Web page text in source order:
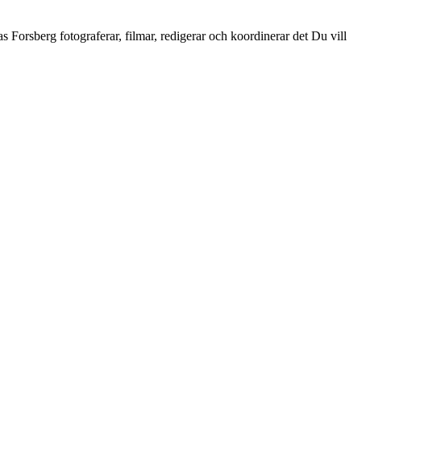
Forsberg fotograferar, filmar, redigerar och koordinerar det Du vill